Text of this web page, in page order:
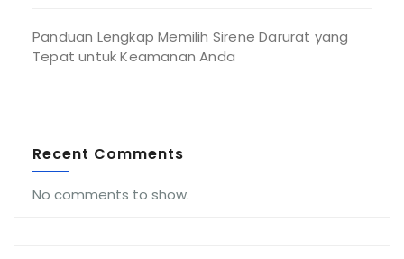
Panduan Lengkap Memilih Sirene Darurat yang
Tepat untuk Keamanan Anda
Recent Comments
No comments to show.